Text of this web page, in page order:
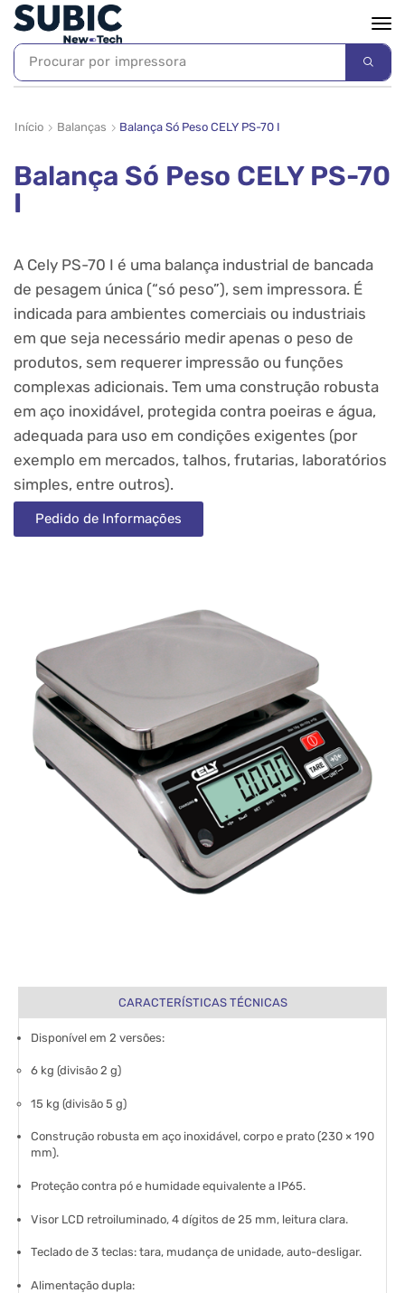
Procurar por impressora
Início Balanças Balança Só Peso CELY PS-70 I
Balança Só Peso CELY PS-70
I
A Cely PS-70 I é uma balança industrial de bancada
de pesagem única (“só peso”), sem impressora. É
indicada para ambientes comerciais ou industriais
em que seja necessário medir apenas o peso de
produtos, sem requerer impressão ou funções
complexas adicionais. Tem uma construção robusta
em aço inoxidável, protegida contra poeiras e água,
adequada para uso em condições exigentes (por
exemplo em mercados, talhos, frutarias, laboratórios
simples, entre outros).
Pedido de Informações
CARACTERÍSTICAS TÉCNICAS
Disponível em 2 versões:
6 kg (divisão 2 g)
15 kg (divisão 5 g)
Construção robusta em aço inoxidável, corpo e prato (230 × 190
mm).
Proteção contra pó e humidade equivalente a IP65.
Visor LCD retroiluminado, 4 dígitos de 25 mm, leitura clara.
Teclado de 3 teclas: tara, mudança de unidade, auto-desligar.
Alimentação dupla: